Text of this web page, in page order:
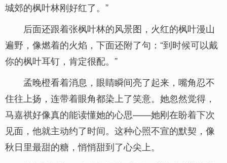
城郊的枫叶林刚好红了。”
后面还跟着张枫叶林的风景图，火红的枫叶漫山
遍野，像燃着的火焰，下面还附了句：“到时候可以戴
你的枫叶耳钉，肯定很配。”
孟晚橙看着消息，眼睛瞬间亮了起来，嘴角忍不
住往上扬，连带着眼角都染上了笑意。她忽然觉得，
马嘉祺好像真的能读懂她的心思——她刚在盼着下次
见面，他就主动约了时间。这种心照不宣的默契，像
秋日里最甜的糖，悄悄甜到了心尖上。